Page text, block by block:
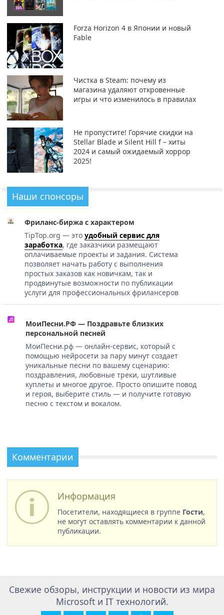
Forza Horizon 4 в Японии и новый
Fable
Чистка в Steam: почему из
магазина удаляют откровенные
игры и что изменилось в правилах
Не пропустите! Горячие скидки на
Stellar Blade и Silent Hill f – хиты
2024 и самый ожидаемый хоррор
2025!
Наши спонсоры
Фриланс-биржа с характером
TipTop.org — это удобный сервис для
заработка, где заказчики размещают
оплачиваемые проекты и задания. Система
позволяет начать работу с выполнения
простых заказов как новичкам, так и
продвинутые возможности по публикации
услуги для профессиональных фрилансеров
МоиПесни.РФ — Поздравьте близких
персональной песней
МоиПесни.рф — онлайн-сервис, который с
помощью нейросети за пару минут создает
уникальные песни по вашему сценарию:
поздравления, любовные треки, шутливые
куплеты и многое другое. Просто опишите повод
и героя, выберите стиль — и получите готовую
песню с текстом и вокалом.
Комментарии
Информация
Посетители, находящиеся в группе Гости,
не могут оставлять комментарии к данной
публикации.
Свежие обзоры, инструкции и новости из мира
Microsoft и IT технологий.